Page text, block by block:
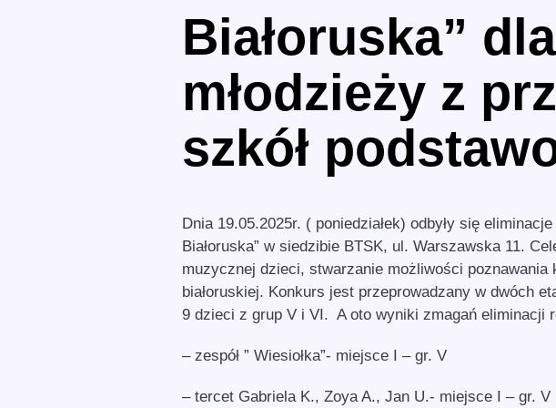
Białoruska”
młodzieży z
szkół
Dnia 19.05.2025r. ( poniedziałek) odbyły się
Białoruska” w siedzibie BTSK, ul. Warszawska 11.
muzycznej dzieci, stwarzanie możliwości poznawania
białoruskiej. Konkurs jest przeprowadzany w dwóch
9 dzieci z grup V i VI. A oto wyniki zmagań eliminacji
– zespół ” Wiesiołka”- miejsce I – gr. V
– tercet Gabriela K., Zoya A., Jan U.- miejsce I – gr. V